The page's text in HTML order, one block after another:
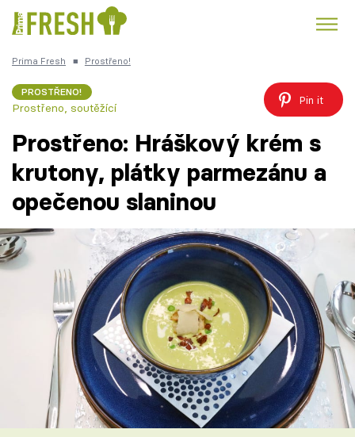
Česká kuchyně
Témata
Recepty
Články
TV Program
Škola vaření
Recepty z TV
Prima Fresh ■ Prostřeno!
PROSTŘENO!
Prostřeno, soutěžící
Pin it
Prostřeno: Hráškový krém s
krutony, plátky parmezánu a
opečenou slaninou